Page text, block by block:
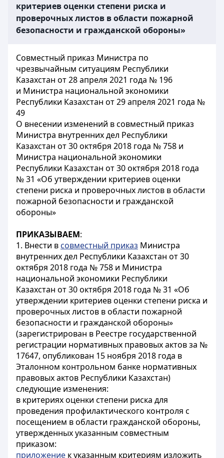
критериев оценки степени риска и
проверочных листов в области пожарной
безопасности и гражданской обороны»
Совместный приказ Министра по
чрезвычайным ситуациям Республики
Казахстан от 28 апреля 2021 года № 196
и Министра национальной экономики
Республики Казахстан от 29 апреля 2021 года №
49
О внесении изменений в совместный приказ
Министра внутренних дел Республики
Казахстан от 30 октября 2018 года № 758 и
Министра национальной экономики
Республики Казахстан от 30 октября 2018 года
№ 31 «Об утверждении критериев оценки
степени риска и проверочных листов в области
пожарной безопасности и гражданской
обороны»
ПРИКАЗЫВАЕМ:
1. Внести в совместный приказ Министра
внутренних дел Республики Казахстан от 30
октября 2018 года № 758 и Министра
национальной экономики Республики
Казахстан от 30 октября 2018 года № 31 «Об
утверждении критериев оценки степени риска и
проверочных листов в области пожарной
безопасности и гражданской обороны»
(зарегистрирован в Реестре государственной
регистрации нормативных правовых актов за №
17647, опубликован 15 ноября 2018 года в
Эталонном контрольном банке нормативных
правовых актов Республики Казахстан)
следующие изменения:
в критериях оценки степени риска для
проведения профилактического контроля с
посещением в области гражданской обороны,
утвержденных указанным совместным
приказом:
приложение к указанным критериям изложить